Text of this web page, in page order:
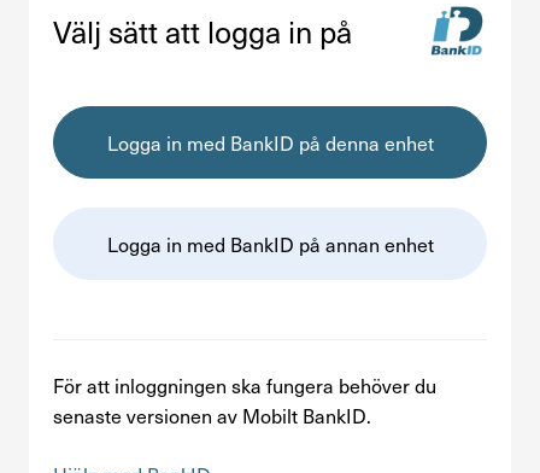
Kontakta oss
In English
Logga in
Välj sätt att logga in på
Logga in med BankID på denna enhet
Logga in med BankID på annan enhet
För att inloggningen ska fungera behöver du
senaste versionen av Mobilt BankID.